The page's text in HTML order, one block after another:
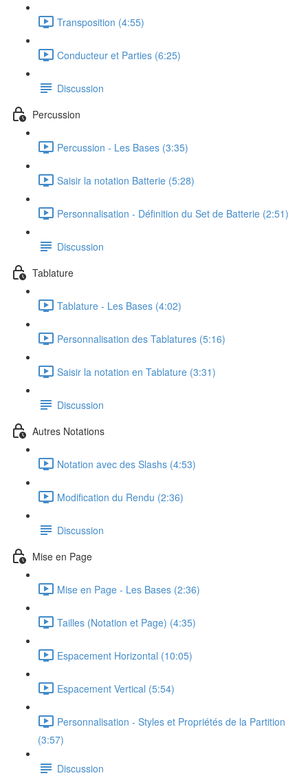
Transposition (4:55)
Conducteur et Parties (6:25)
Discussion
Percussion
Percussion - Les Bases (3:35)
Saisir la notation Batterie (5:28)
Personnalisation - Définition du Set de Batterie (2:51)
Discussion
Tablature
Tablature - Les Bases (4:02)
Personnalisation des Tablatures (5:16)
Saisir la notation en Tablature (3:31)
Discussion
Autres Notations
Notation avec des Slashs (4:53)
Modification du Rendu (2:36)
Discussion
Mise en Page
Mise en Page - Les Bases (2:36)
Tailles (Notation et Page) (4:35)
Espacement Horizontal (10:05)
Espacement Vertical (5:54)
Personnalisation - Styles et Propriétés de la Partition
(3:57)
Discussion